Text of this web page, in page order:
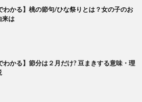
わかる】桃の節句/ひな祭りとは？女の子のお
来は
わかる】節分は２月だけ? 豆まきする意味・理